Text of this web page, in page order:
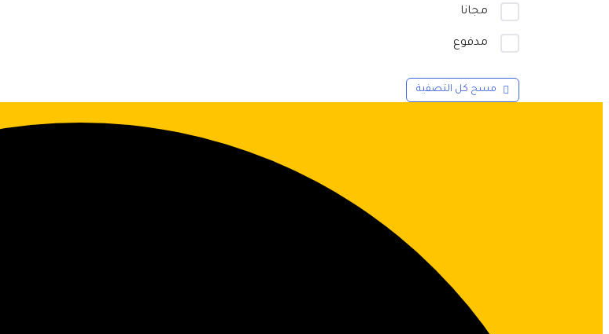
مجانا
مدفوع
مسح كل التصفية